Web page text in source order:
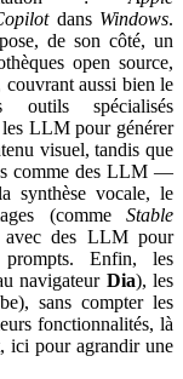
dansWindows.
de son côté, un
open source,
couvrant aussi bien le
spécialisés
LLM pour générer
visuel, tandis que
comme des LLM —
synthèse vocale, le
(comme Stable
avec des LLM pour
Enfin, les
navigateur Dia), les
sans compter les
fonctionnalités, là
ici pour agrandir une